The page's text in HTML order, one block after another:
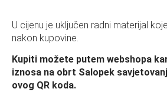
U cijenu je uključen radni materijal
nakon kupovine.
Kupiti možete putem webshopa
iznosa na obrt Salopek
ovog QR koda.